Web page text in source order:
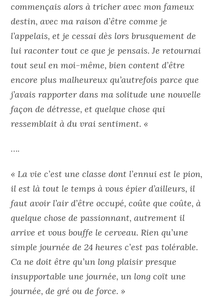
commençais alors à tricher avec mon fameux
destin, avec ma raison d’être comme je
l’appelais, et je cessai dès lors brusquement de
lui raconter tout ce que je pensais. Je retournai
tout seul en moi-même, bien content d’être
encore plus malheureux qu’autrefois parce que
j’avais rapporter dans ma solitude une nouvelle
façon de détresse, et quelque chose qui
ressemblait à du vrai sentiment. «
….
« La vie c’est une classe dont l’ennui est le pion,
il est là tout le temps à vous épier d’ailleurs, il
faut avoir l’air d’être occupé, coûte que coûte, à
quelque chose de passionnant, autrement il
arrive et vous bouffe le cerveau. Rien qu’une
simple journée de 24 heures c’est pas tolérable.
Ca ne doit être qu’un long plaisir presque
insupportable une journée, un long coït une
journée, de gré ou de force. »